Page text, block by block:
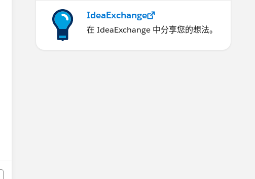
IdeaExchange
在 IdeaExchange 中分享您的想法。